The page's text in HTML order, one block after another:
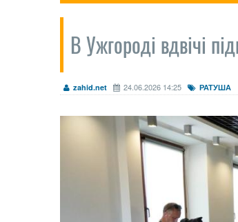
В Ужгороді вдвічі
zahid.net 24.06.2026 14:25 РАТУША